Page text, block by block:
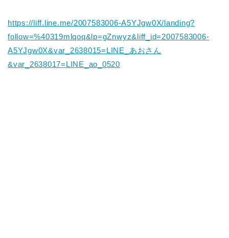
https://liff.line.me/2007583006-A5YJgw0X/landing?
follow=%40319mlqoq&lp=gZnwyz&liff_id=2007583006-
A5YJgw0X&var_2638015=LINE_あおさん
&var_2638017=LINE_ao_0520